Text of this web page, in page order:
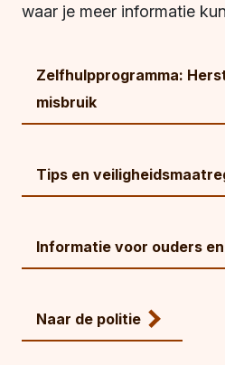
waar je meer informatie
Zelfhulpprogramma:
misbruik
Tips en
Informatie voor ouders
Naar de politie